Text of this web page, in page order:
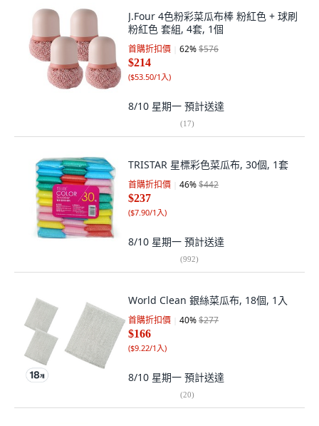
J.Four 4色粉彩菜瓜布棒 粉紅色 + 球刷
粉紅色 套組, 4套, 1個
首購折扣價 62%$576
$214
($53.50/1入)
8/10 星期一 預計送達
(17)
TRISTAR 星標彩色菜瓜布, 30個, 1套
首購折扣價 46%$442
$237
($7.90/1入)
8/10 星期一 預計送達
(992)
World Clean 銀絲菜瓜布, 18個, 1入
首購折扣價 40%$277
$166
($9.22/1入)
8/10 星期一 預計送達
(20)